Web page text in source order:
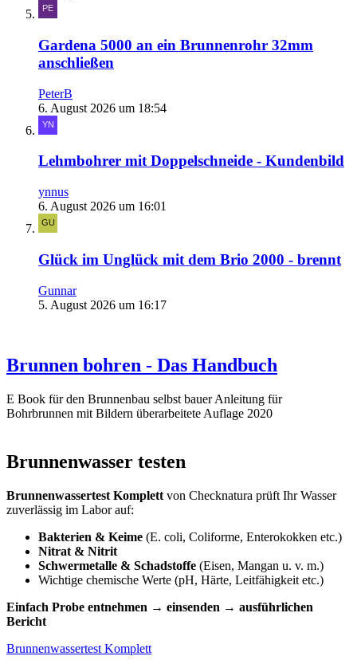
Gardena 5000 an ein Brunnenrohr 32mm
anschließen
PeterB
6. August 2026 um 18:54
Lehmbohrer mit Doppelschneide - Kundenbild
ynnus
6. August 2026 um 16:01
Glück im Unglück mit dem Brio 2000 - brennt
Gunnar
5. August 2026 um 16:17
Brunnen bohren - Das Handbuch
E Book für den Brunnenbau selbst bauer Anleitung für
Bohrbrunnen mit Bildern überarbeitete Auflage 2020
Brunnenwasser testen
Brunnenwassertest Komplett von Checknatura prüft Ihr Wasser
zuverlässig im Labor auf:
Bakterien & Keime (E. coli, Coliforme, Enterokokken etc.)
Nitrat & Nitrit
Schwermetalle & Schadstoffe (Eisen, Mangan u. v. m.)
Wichtige chemische Werte (pH, Härte, Leitfähigkeit etc.)
Einfach Probe entnehmen → einsenden → ausführlichen
Bericht
Brunnenwassertest Komplett